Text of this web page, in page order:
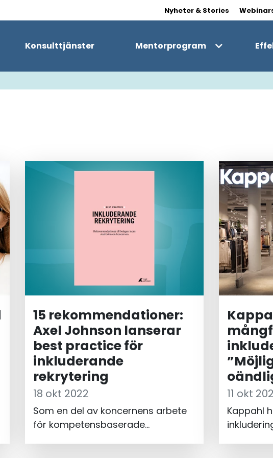
Nyheter & Stories
Konsulttjänster Mentorprogram
15 rekommendationer:
Axel Johnson lanserar
best practice för
inkluderande
rekrytering
18 okt 2022
Som en del av koncernens arbete
för kompetensbaserade
11 okt
Kappahl